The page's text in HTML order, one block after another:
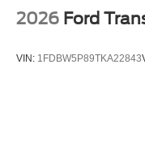
2026 Ford
VIN: 1FDBW5P89TKA22843